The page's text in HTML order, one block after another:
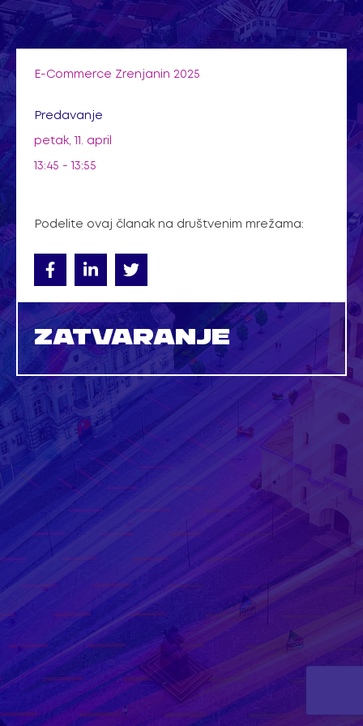
Pređi
na
sadržaj
E-Commerce Zrenjanin 2025
Predavanje
petak, 11. april
13:45 - 13:55
Podelite ovaj članak na društvenim mrežama:
ZATVARANJE